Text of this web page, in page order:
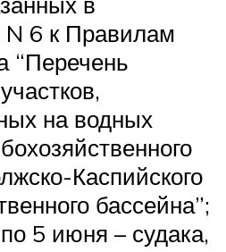
6 к Правилам
“Перечень
на водных
Каспийского
бассейна”;
5 июня – судака,